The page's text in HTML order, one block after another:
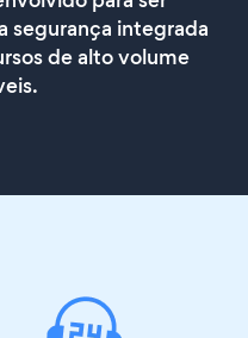
segurança integrada
de alto volume